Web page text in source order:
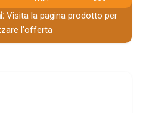
Visita la pagina prodotto per
l'offerta